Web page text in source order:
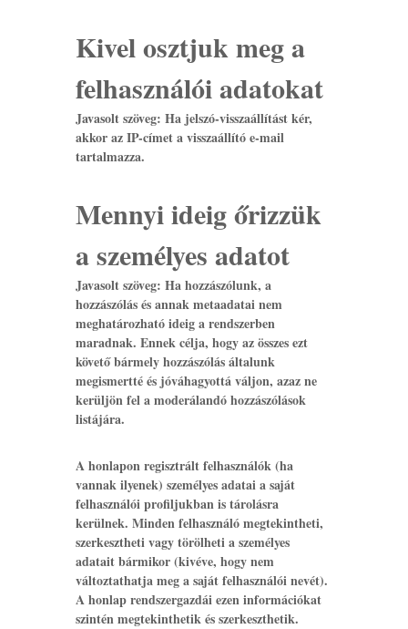
Kivel osztjuk meg a
felhasználói adatokat
Javasolt szöveg:Ha jelszó-visszaállítást kér,
akkor az IP-címet a visszaállító e-mail
tartalmazza.
Mennyi ideig őrizzük
a személyes adatot
Javasolt szöveg:Ha hozzászólunk, a
hozzászólás és annak metaadatai nem
meghatározható ideig a rendszerben
maradnak. Ennek célja, hogy az összes ezt
követő bármely hozzászólás általunk
megismertté és jóváhagyottá váljon, azaz ne
kerüljön fel a moderálandó hozzászólások
listájára.
A honlapon regisztrált felhasználók (ha
vannak ilyenek) személyes adatai a saját
felhasználói profiljukban is tárolásra
kerülnek. Minden felhasználó megtekintheti,
szerkesztheti vagy törölheti a személyes
adatait bármikor (kivéve, hogy nem
változtathatja meg a saját felhasználói nevét).
A honlap rendszergazdái ezen információkat
szintén megtekinthetik és szerkeszthetik.